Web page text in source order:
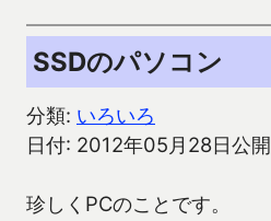
SSDのパソコン
分類: いろいろ
日付: 2012年05月28日公開
珍しくPCのことです。